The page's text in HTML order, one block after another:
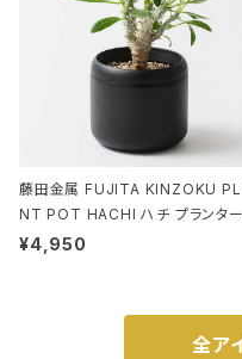
藤田金属 FUJITA KINZOKU
NT POT HACHI ハチ プランタ
ット 3号 ブラック
¥4,950
全ア